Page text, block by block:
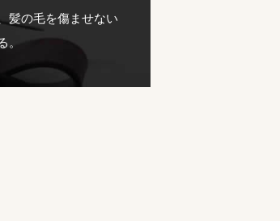
髪の毛を傷ませない
。